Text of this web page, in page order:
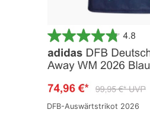
DFB-Auswärtstrikot 2026